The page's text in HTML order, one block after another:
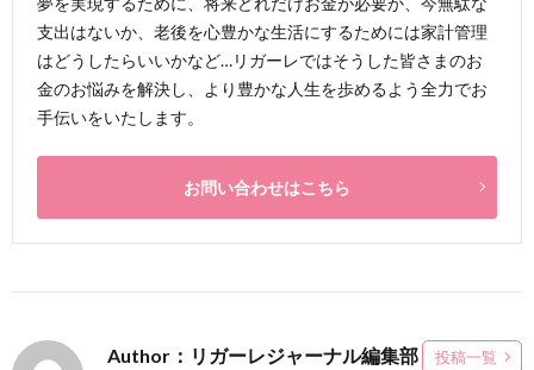
支出はないか、老後を心豊かな生活にするためには家計管理
はどうしたらいいかなど…リガーレではそうした皆さまのお
金のお悩みを解決し、より豊かな人生を歩めるよう全力でお
手伝いをいたします。
お問い合わせはこちら
Author：リガーレジャーナル編集部 投稿一覧